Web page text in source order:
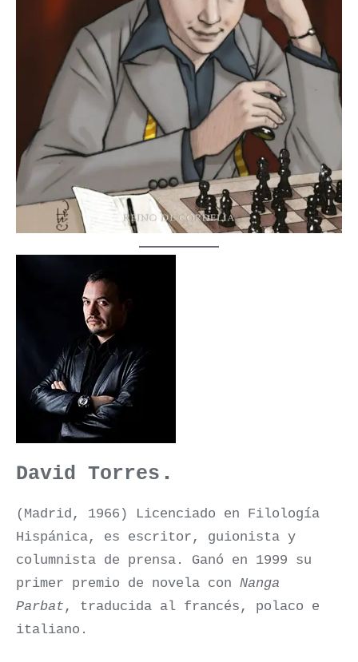
David Torres .
(Madrid, 1966) Licenciado en Filología
Hispánica, es escritor, guionista y
columnista de prensa. Ganó en 1999 su
primer premio de novela con Nanga
Parbat , traducida al francés, polaco e
italiano.